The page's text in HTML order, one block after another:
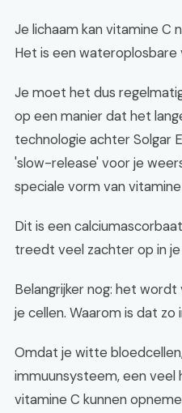
Je lichaam kan vitamine C
Het is een wateroplosbare
Je moet het dus
op een manier dat het
technologie achter Solgar
'slow-release' voor je
speciale vorm van
Dit is een
treedt veel zachter op in je
Belangrijker nog: het
je cellen. Waarom is dat zo
Omdat je witte
immuunsysteem, een
vitamine C kunnen